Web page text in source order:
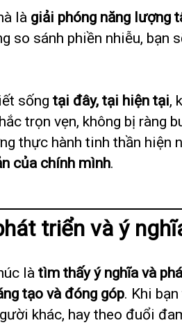
là giải phóng năng lượng
so sánh phiền nhiễu, bạn
sống tại đây, tại hiện tại,
trọn vẹn, không bị
thực hành tinh thần hiện
của chính mình.
triển và ý
là tìm thấy ý nghĩa và
tạo và đóng góp. Khi
khác, hay theo đuổi